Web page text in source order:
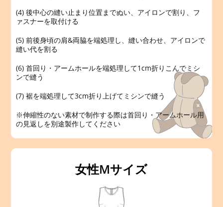
(4) 後中心の縫い止まり位置までぬい、アイロンで割り、フ
ァスナーを取付ける
(5) 前後身頃の肩&両脇を端処理し、縫い合わせ、アイロンで
縫い代を割る
(6) 首回り・アームホールを端処理して1cm折りこんでミシ
ンで縫う
(7) 裾を端処理して3cm折り上げてミシンで縫う
※伸縮性のない素材で制作する際は首回り・アームホール用
の見返しを別途製作してください
女性Mサイズ